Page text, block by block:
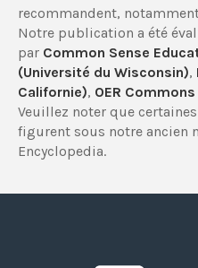
recommandent,
Notre publication a été
par Common Sense
(Université du Wisconsin),
Californie), OER Commons
Veuillez noter que
figurent sous notre ancien
Encyclopedia.